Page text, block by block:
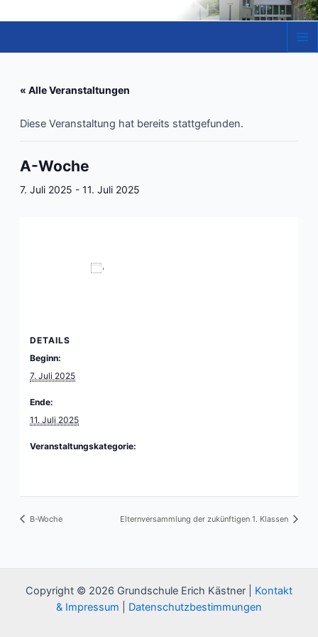
Inhalt
« Alle Veranstaltungen
Diese Veranstaltung hat bereits stattgefunden.
A-Woche
7. Juli 2025 - 11. Juli 2025
DETAILS
Beginn:
7. Juli 2025
Ende:
11. Juli 2025
Veranstaltungskategorie:
B-Woche Elternversammlung der zukünftigen 1. Klassen
Copyright © 2026 Grundschule Erich Kästner | Kontakt
& Impressum
Datenschutzbestimmungen